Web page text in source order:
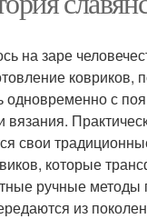
на заре
ковриков,
одновременно с
вязания.
свои
которые
ручные методы
из